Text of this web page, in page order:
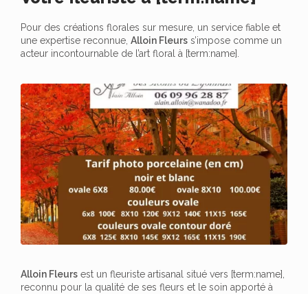
Pour des créations florales sur mesure, un service fiable et
une expertise reconnue, Alloin Fleurs s’impose comme un
acteur incontournable de l’art floral à [term:name].
Alloin Fleurs est un fleuriste artisanal situé vers [term:name],
reconnu pour la qualité de ses fleurs et le soin apporté à